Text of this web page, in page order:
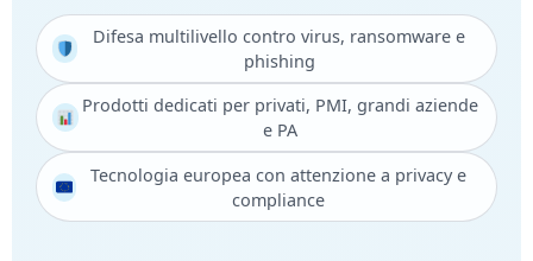
Difesa multilivello contro virus, ransomware e
phishing
Prodotti dedicati per privati, PMI, grandi aziende
e PA
Tecnologia europea con attenzione a privacy e
compliance